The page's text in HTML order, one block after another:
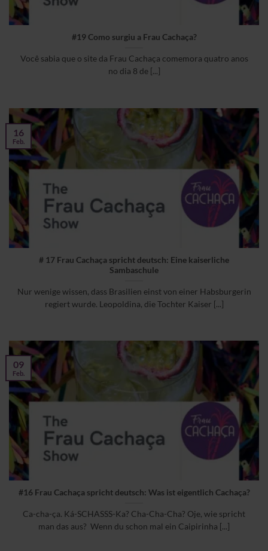
#19 Como surgiu a Frau Cachaça?
Você sabia que o site da Frau Cachaça comemora quatro anos
no dia 8 de [...]
# 17 Frau Cachaça spricht deutsch: Eine kaiserliche
Sambaschule
Nur wenige wissen, dass Brasilien einst von einer Habsburgerin
regiert wurde. Leopoldina, die Tochter Kaiser [...]
16
Feb.
#16 Frau Cachaça spricht deutsch: Was ist eigentlich Cachaça?
Ca-cha-ça. Ká-SCHASSS-Ka? Cha-Cha-Cha? Oje, wie spricht
man das aus? Wenn du schon mal ein Caipirinha [...]
09
Feb.